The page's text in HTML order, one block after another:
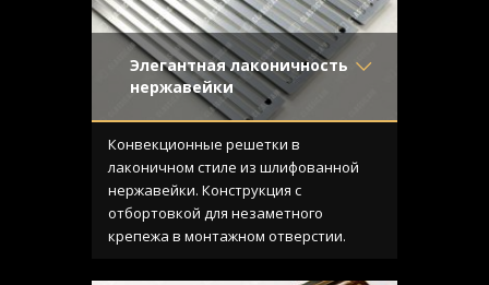
Элегантная лаконичность
нержавейки
Материал- Нержавеющая
сталь
Отделка- Шлифованная
нержавейка
Узор- Щелевой
Конструкция- С отбортовкой
Конвекционные решетки в
лаконичном стиле из шлифованной
нержавейки. Конструкция с
отбортовкой для незаметного
крепежа в монтажном отверстии.